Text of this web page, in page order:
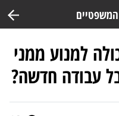
למנוע ממני
עבודה חדשה?